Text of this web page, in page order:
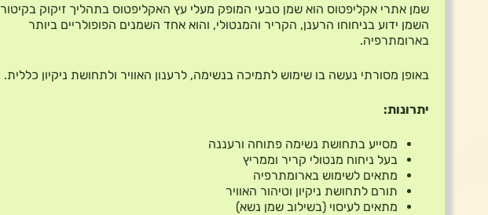
שמן אתרי אקליפטוס הוא שמן טבעי המופק מעלי עץ האקליפטוס בתהליך זיקוק
השמן ידוע בניחוחו הרענן, הקריר והמנטולי, והוא אחד השמנים הפופולריים ביותר
בארומתרפיה.
באופן מסורתי נעשה בו שימוש לתמיכה בנשימה, לרענון האוויר ולתחושת ניקיון כללית.
יתרונות:
מסייע בתחושת נשימה פתוחה ורעננה
בעל ניחוח מנטולי קריר וממריץ
מתאים לשימוש בארומתרפיה
תורם לתחושת ניקיון וטיהור האוויר
מתאים לעיסוי (בשילוב שמן נשא)